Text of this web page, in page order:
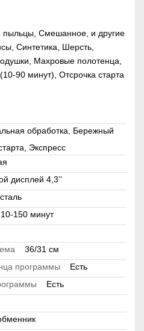
пыльцы, Смешанное, и другие
Синтетика, Шерсть,
Махровые полотенца,
90 минут), Отсрочка старта
обработка, Бережный
Экспресс
дисплей 4,3’’
10-150 минут
36/31 см
программы
Есть
Есть